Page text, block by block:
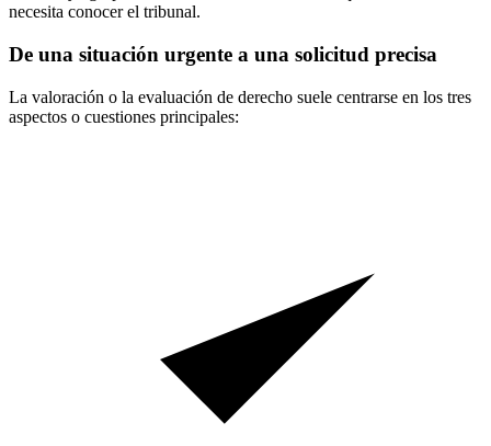
necesita conocer el tribunal.
De una situación urgente a una solicitud precisa
La valoración o la evaluación de derecho suele centrarse en los tres
aspectos o cuestiones principales: